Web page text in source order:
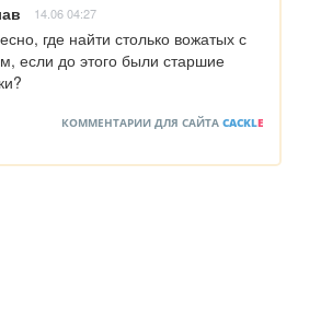
14.06 04:27
где найти столько вожатых с
если до этого были старшие
КОММЕНТАРИИ ДЛЯ САЙТА CACKLE